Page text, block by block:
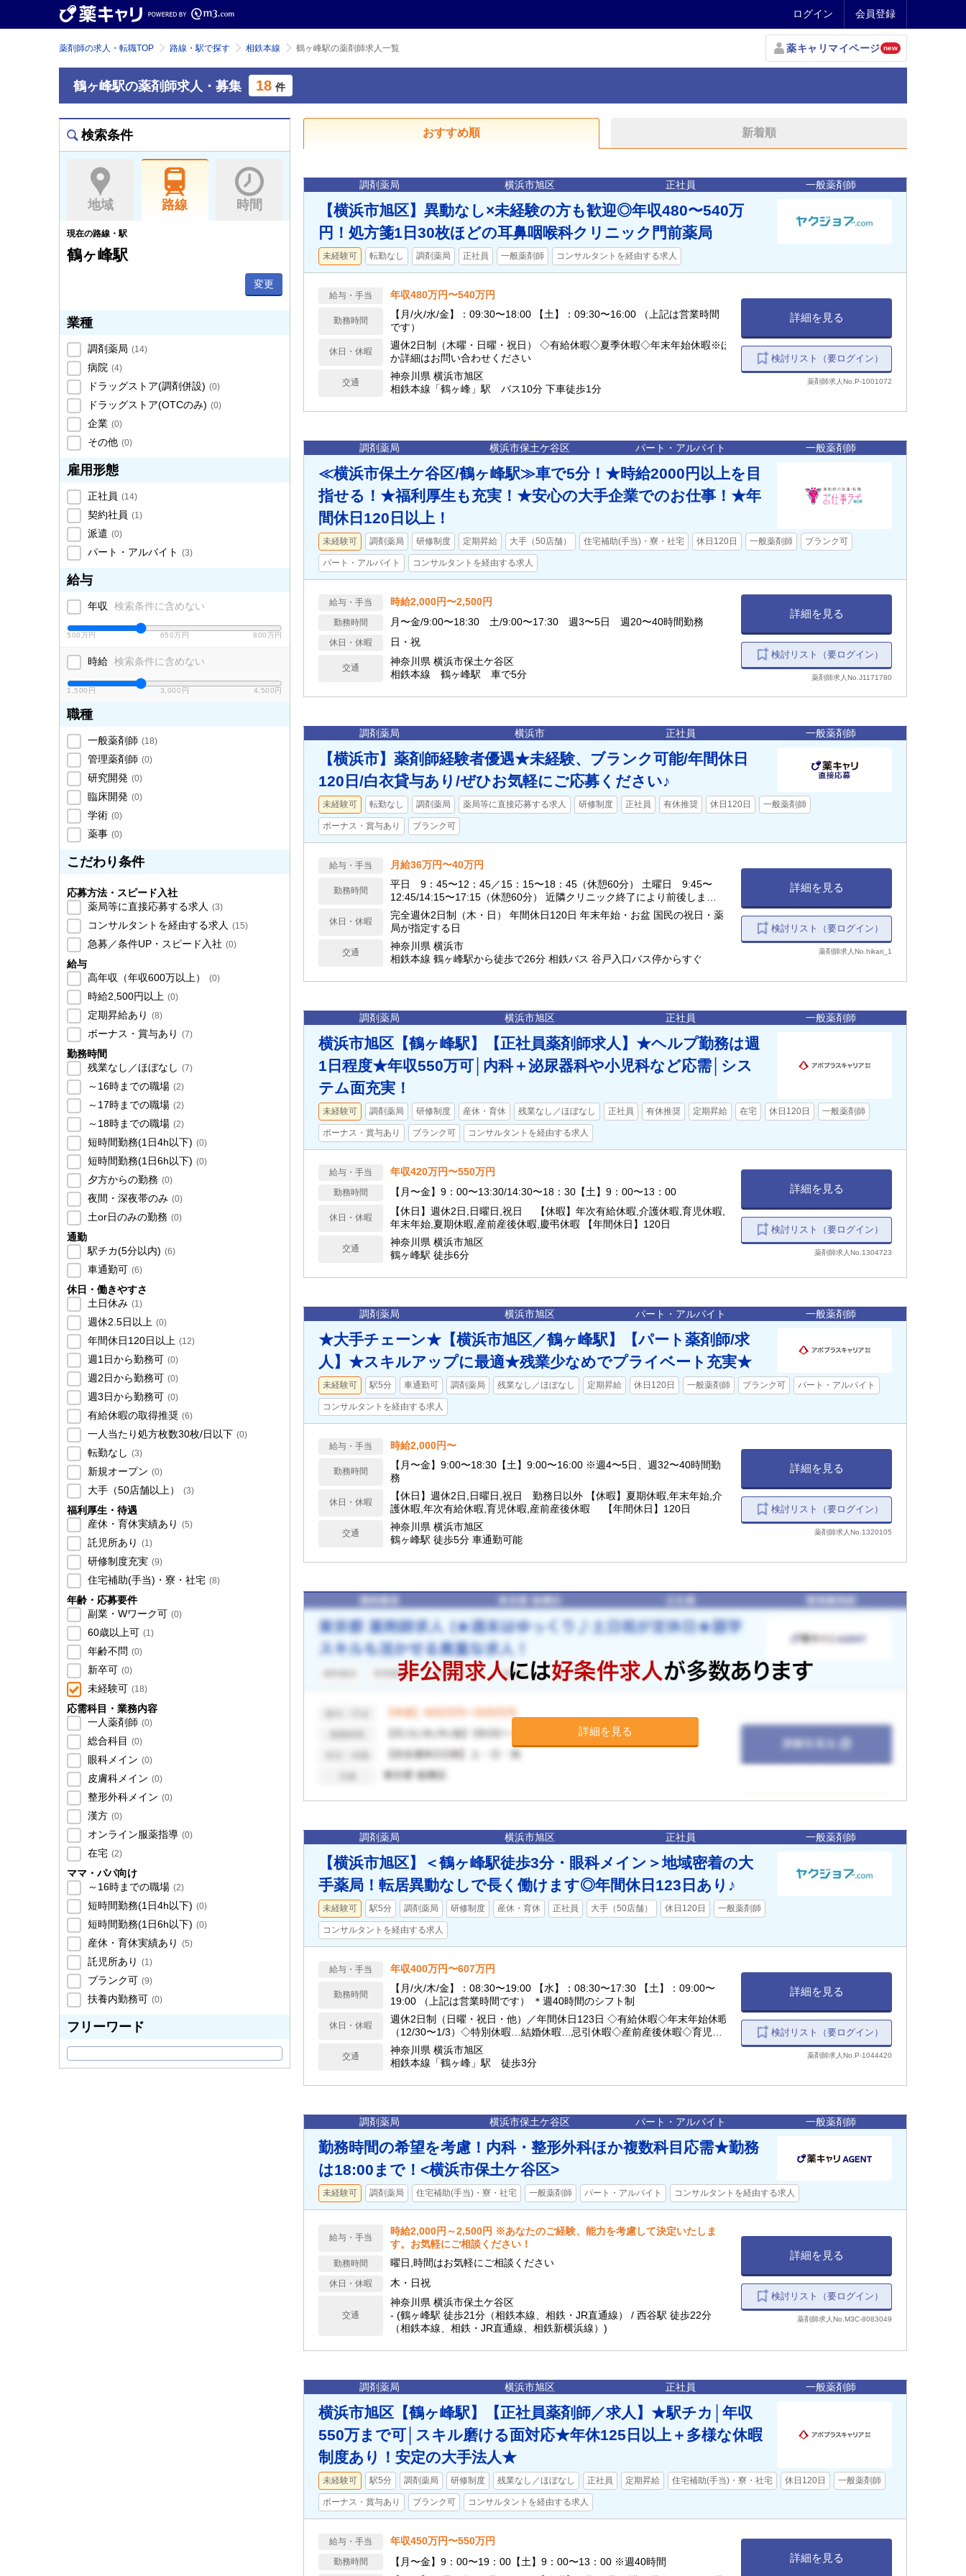
ログイン 会員登録
薬剤師の求人・転職TOP 路線・駅で探す 相鉄本線 鶴ヶ峰駅の薬剤師求人一覧 薬キャリマイページ new
鶴ヶ峰駅の薬剤師求人・募集 18 件
検索条件
地域 路線 時間
現在の路線・駅
鶴ヶ峰駅
変更
業種
調剤薬局 (14)
病院 (4)
ドラッグストア(調剤併設) (0)
ドラッグストア(OTCのみ) (0)
企業 (0)
その他 (0)
雇用形態
正社員 (14)
契約社員 (1)
派遣 (0)
パート・アルバイト (3)
給与
年収 検索条件に含めない
500万円 650万円 800万円
時給 検索条件に含めない
1,500円 3,000円 4,500円
職種
一般薬剤師 (18)
管理薬剤師 (0)
研究開発 (0)
臨床開発 (0)
学術 (0)
薬事 (0)
こだわり条件
応募方法・スピード入社
薬局等に直接応募する求人 (3)
コンサルタントを経由する求人 (15)
急募／条件UP・スピード入社 (0)
給与
高年収（年収600万以上）
(0)
時給2,500円以上 (0)
定期昇給あり (8)
ボーナス・賞与あり (7)
勤務時間
残業なし／ほぼなし (7)
～16時までの職場 (2)
～17時までの職場 (2)
～18時までの職場 (2)
短時間勤務(1日4h以下) (0)
短時間勤務(1日6h以下) (0)
夕方からの勤務 (0)
夜間・深夜帯のみ (0)
土or日のみの勤務 (0)
通勤
駅チカ(5分以内) (6)
車通勤可 (6)
休日・働きやすさ
土日休み (1)
週休2.5日以上 (0)
年間休日120日以上 (12)
週1日から勤務可 (0)
週2日から勤務可 (0)
週3日から勤務可 (0)
有給休暇の取得推奨 (6)
一人当たり処方枚数30枚/日以下 (0)
転勤なし (3)
新規オープン (0)
大手（50店舗以上） (3)
福利厚生・待遇
産休・育休実績あり (5)
託児所あり (1)
研修制度充実 (9)
住宅補助(手当)・寮・社宅 (8)
年齢・応募要件
副業・Wワーク可 (0)
60歳以上可 (1)
年齢不問 (0)
新卒可 (0)
未経験可 (18)
応需科目・業務内容
一人薬剤師 (0)
総合科目 (0)
眼科メイン (0)
皮膚科メイン (0)
整形外科メイン (0)
漢方 (0)
オンライン服薬指導 (0)
在宅 (2)
ママ・パパ向け
～16時までの職場 (2)
短時間勤務(1日4h以下) (0)
短時間勤務(1日6h以下) (0)
産休・育休実績あり (5)
託児所あり (1)
ブランク可 (9)
扶養内勤務可 (0)
フリーワード
おすすめ順 新着順
調剤薬局 横浜市旭区 正社員 一般薬剤師
【横浜市旭区】異動なし×未経験の方も歓迎◎年収480〜540万
円！処方箋1日30枚ほどの耳鼻咽喉科クリニック門前薬局
未経験可 転勤なし 調剤薬局 正社員 一般薬剤師 コンサルタントを経由する求人
給与・手当 年収480万円〜540万円
勤務時間
【月/火/水/金】：09:30〜18:00 【土】：09:30〜16:00 （上記は営業時間
です）
休日・休暇
週休2日制（木曜・日曜・祝日） ◇有給休暇◇夏季休暇◇年末年始休暇※ほ
か詳細はお問い合わせください
交通
神奈川県 横浜市旭区
相鉄本線「鶴ヶ峰」駅 バス10分 下車徒歩1分
詳細を見る
検討リスト（要ログイン）
薬剤師求人No.P-1001072
調剤薬局 横浜市保土ケ谷区 パート・アルバイト 一般薬剤師
≪横浜市保土ケ谷区/鶴ヶ峰駅≫車で5分！★時給2000円以上を目
指せる！★福利厚生も充実！★安心の大手企業でのお仕事！★年
間休日120日以上！
未経験可 調剤薬局 研修制度 定期昇給 大手（50店舗） 住宅補助(手当)・寮・社宅 休日120日 一般薬剤師 ブランク可
パート・アルバイト コンサルタントを経由する求人
給与・手当 時給2,000円〜2,500円
勤務時間 月〜金/9:00〜18:30 土/9:00〜17:30 週3〜5日 週20〜40時間勤務
休日・休暇 日・祝
交通
神奈川県 横浜市保土ケ谷区
相鉄本線 鶴ヶ峰駅 車で5分
詳細を見る
検討リスト（要ログイン）
薬剤師求人No.J1171780
調剤薬局 横浜市 正社員 一般薬剤師
【横浜市】薬剤師経験者優遇★未経験、ブランク可能/年間休日
120日/白衣貸与あり/ぜひお気軽にご応募ください♪
未経験可 転勤なし 調剤薬局 薬局等に直接応募する求人 研修制度 正社員 有休推奨 休日120日 一般薬剤師
ボーナス・賞与あり ブランク可
給与・手当 月給36万円〜40万円
勤務時間
平日 9：45〜12：45／15：15〜18：45（休憩60分） 土曜日 9:45〜
12:45/14:15〜17:15（休憩60分） 近隣クリニック終了により前後しま
す。 平均月間残業時間 月 30 時間程度（実績）
休日・休暇
完全週休2日制（木・日） 年間休日120日 年末年始・お盆 国民の祝日・薬
局が指定する日
交通
神奈川県 横浜市
相鉄本線 鶴ヶ峰駅から徒歩で26分 相鉄バス 谷戸入口バス停からすぐ
詳細を見る
検討リスト（要ログイン）
薬剤師求人No.hikari_1
調剤薬局 横浜市旭区 正社員 一般薬剤師
横浜市旭区【鶴ヶ峰駅】【正社員薬剤師求人】★ヘルプ勤務は週
1日程度★年収550万可│内科＋泌尿器科や小児科など応需│シス
テム面充実！
未経験可 調剤薬局 研修制度 産休・育休 残業なし／ほぼなし 正社員 有休推奨 定期昇給 在宅 休日120日 一般薬剤師
ボーナス・賞与あり ブランク可 コンサルタントを経由する求人
給与・手当 年収420万円〜550万円
勤務時間 【月〜金】9：00〜13:30/14:30〜18：30【土】9：00〜13：00
休日・休暇
【休日】週休2日,日曜日,祝日 【休暇】年次有給休暇,介護休暇,育児休暇,
年末年始,夏期休暇,産前産後休暇,慶弔休暇 【年間休日】120日
交通
神奈川県 横浜市旭区
鶴ヶ峰駅 徒歩6分
詳細を見る
検討リスト（要ログイン）
薬剤師求人No.1304723
調剤薬局 横浜市旭区 パート・アルバイト 一般薬剤師
★大手チェーン★【横浜市旭区／鶴ヶ峰駅】【パート薬剤師/求
人】★スキルアップに最適★残業少なめでプライベート充実★
未経験可 駅5分 車通勤可 調剤薬局 残業なし／ほぼなし 定期昇給 休日120日 一般薬剤師 ブランク可 パート・アルバイト
コンサルタントを経由する求人
給与・手当 時給2,000円〜
勤務時間
【月〜金】9:00〜18:30【土】9:00〜16:00 ※週4〜5日、週32〜40時間勤
務
休日・休暇
【休日】週休2日,日曜日,祝日 勤務日以外 【休暇】夏期休暇,年末年始,介
護休暇,年次有給休暇,育児休暇,産前産後休暇 【年間休日】120日
交通
神奈川県 横浜市旭区
鶴ヶ峰駅 徒歩5分 車通勤可能
詳細を見る
検討リスト（要ログイン）
薬剤師求人No.1320105
詳細を見る
調剤薬局 横浜市旭区 正社員 一般薬剤師
【横浜市旭区】＜鶴ヶ峰駅徒歩3分・眼科メイン＞地域密着の大
手薬局！転居異動なしで長く働けます◎年間休日123日あり♪
未経験可 駅5分 調剤薬局 研修制度 産休・育休 正社員 大手（50店舗） 休日120日 一般薬剤師
コンサルタントを経由する求人
給与・手当 年収400万円〜607万円
勤務時間
【月/火/木/金】：08:30〜19:00 【水】：08:30〜17:30 【土】：09:00〜
19:00 （上記は営業時間です） ＊週40時間のシフト制
休日・休暇
週休2日制（日曜・祝日・他）／年間休日123日 ◇有給休暇◇年末年始休暇
（12/30〜1/3）◇特別休暇…結婚休暇…忌引休暇◇産前産後休暇◇育児休業
（最長２歳まで）◇介護休暇◇子の看護休暇（小学校就学前の子に限る）
交通
神奈川県 横浜市旭区
相鉄本線「鶴ヶ峰」駅 徒歩3分
詳細を見る
検討リスト（要ログイン）
薬剤師求人No.P-1044420
調剤薬局 横浜市保土ケ谷区 パート・アルバイト 一般薬剤師
勤務時間の希望を考慮！内科・整形外科ほか複数科目応需★勤務
は18:00まで！<横浜市保土ケ谷区>
未経験可 調剤薬局 住宅補助(手当)・寮・社宅 一般薬剤師 パート・アルバイト コンサルタントを経由する求人
給与・手当
時給2,000円～2,500円 ※あなたのご経験、能力を考慮して決定いたしま
す。お気軽にご相談ください！
勤務時間 曜日,時間はお気軽にご相談ください
休日・休暇 木・日祝
交通
神奈川県 横浜市保土ケ谷区
- (鶴ヶ峰駅 徒歩21分（相鉄本線、相鉄・JR直通線） / 西谷駅 徒歩22分
（相鉄本線、相鉄・JR直通線、相鉄新横浜線）)
詳細を見る
検討リスト（要ログイン）
薬剤師求人No.M3C-8083049
調剤薬局 横浜市旭区 正社員 一般薬剤師
横浜市旭区【鶴ヶ峰駅】【正社員薬剤師／求人】★駅チカ│年収
550万まで可│スキル磨ける面対応★年休125日以上＋多様な休暇
制度あり！安定の大手法人★
未経験可 駅5分 調剤薬局 研修制度 残業なし／ほぼなし 正社員 定期昇給 住宅補助(手当)・寮・社宅 休日120日 一般薬剤師
ボーナス・賞与あり ブランク可 コンサルタントを経由する求人
給与・手当 年収450万円〜550万円
勤務時間
【月〜金】9：00〜19：00【土】9：00〜13：00 ※週40時間
詳細を見る